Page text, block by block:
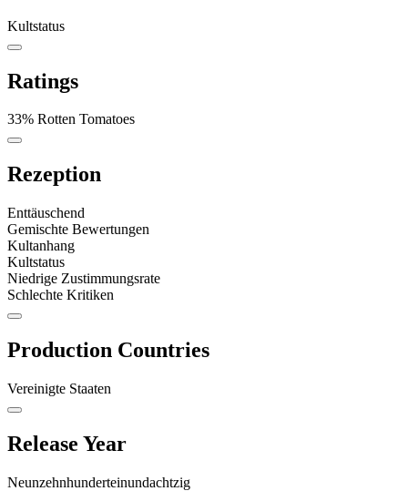
Kultstatus
Ratings
33% Rotten Tomatoes
Rezeption
Enttäuschend
Gemischte Bewertungen
Kultanhang
Kultstatus
Niedrige Zustimmungsrate
Schlechte Kritiken
Production Countries
Vereinigte Staaten
Release Year
Neunzehnhunderteinundachtzig